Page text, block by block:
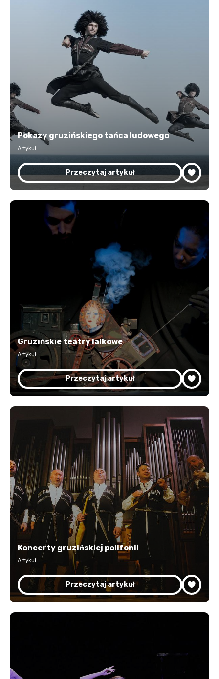
Pokazy gruzińskiego tańca ludowego
Artykuł
Przeczytaj artykuł
Gruzińskie teatry lalkowe
Artykuł
Przeczytaj artykuł
Koncerty gruzińskiej polifonii
Artykuł
Przeczytaj artykuł